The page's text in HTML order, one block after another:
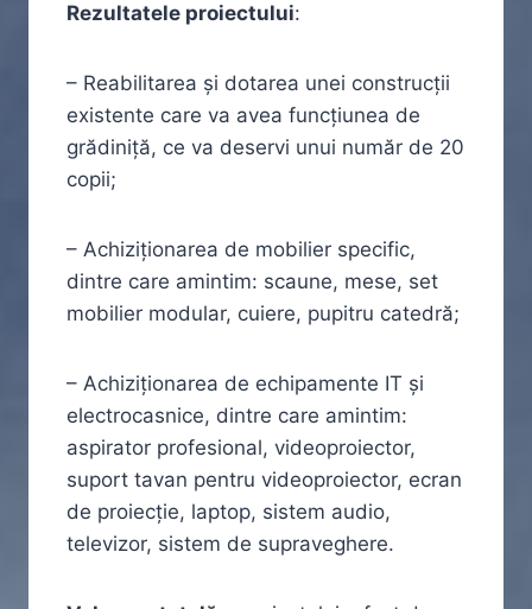
Rezultatele proiectului:
– Reabilitarea și dotarea unei construcții
existente care va avea funcțiunea de
grădiniță, ce va deservi unui număr de 20
copii;
– Achiziționarea de mobilier specific,
dintre care amintim: scaune, mese, set
mobilier modular, cuiere, pupitru catedră;
– Achiziționarea de echipamente IT și
electrocasnice, dintre care amintim:
aspirator profesional, videoproiector,
suport tavan pentru videoproiector, ecran
de proiecție, laptop, sistem audio,
televizor, sistem de supraveghere.